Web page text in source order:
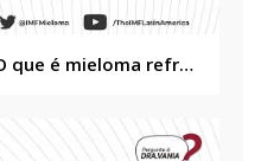
Pergunte à Dra. Vania: O que é mieloma refratário?